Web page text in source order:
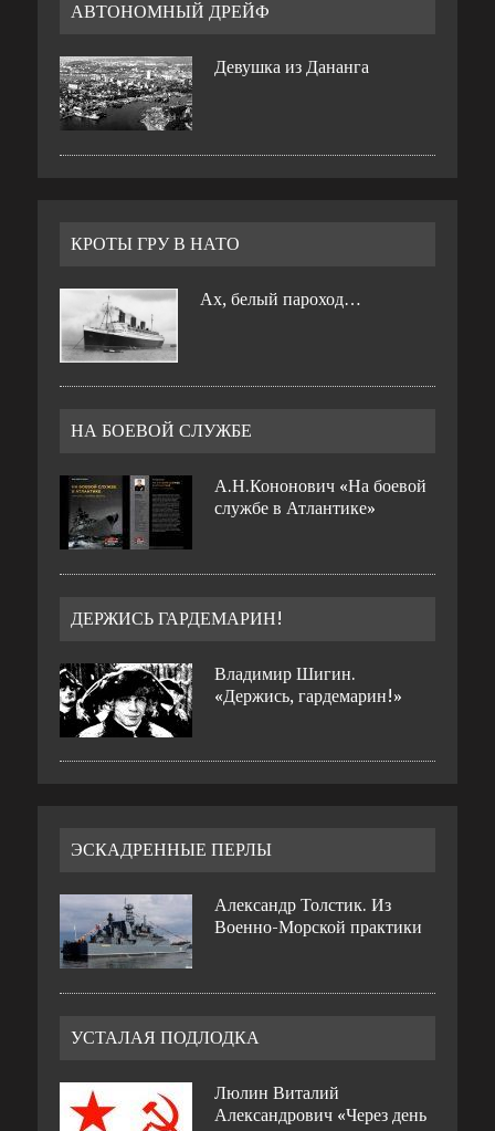
АВТОНОМНЫЙ ДРЕЙФ
Девушка из Дананга
КРОТЫ ГРУ В НАТО
Ах, белый пароход…
НА БОЕВОЙ СЛУЖБЕ
А.Н.Кононович «На боевой
службе в Атлантике»
ДЕРЖИСЬ ГАРДЕМАРИН!
Владимир Шигин.
«Держись, гардемарин!»
ЭСКАДРЕННЫЕ ПЕРЛЫ
Александр Толстик. Из
Военно-Морской практики
УСТАЛАЯ ПОДЛОДКА
Люлин Виталий
Александрович «Через день